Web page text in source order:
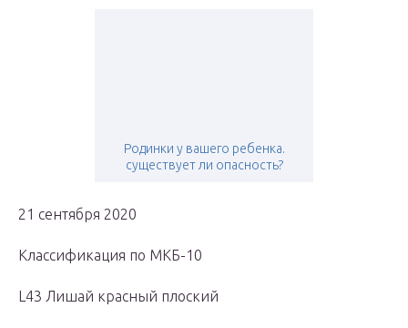
Родинки у вашего ребенка.
существует ли опасность?
21 сентября 2020
Классификация по МКБ-10
L43 Лишай красный плоский